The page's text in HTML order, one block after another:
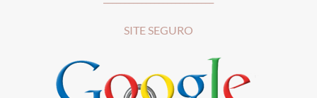
SITE SEGURO